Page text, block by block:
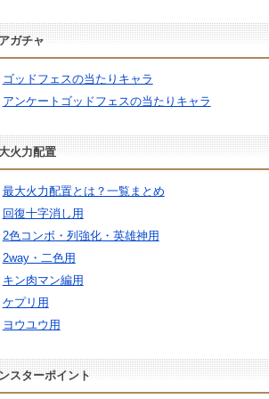
ガチャ
ゴッドフェスの当たりキャラ
アンケートゴッドフェスの当たりキャラ
火力配置
最大火力配置とは？一覧まとめ
回復十字消し用
2色コンボ・列強化・英雄神用
2way・二色用
キン肉マン編用
ケプリ用
ヨウユウ用
スターポイント